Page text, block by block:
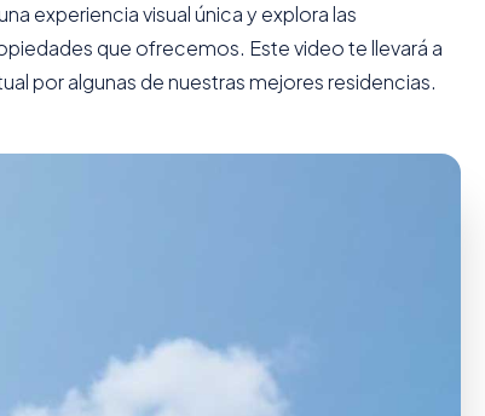
experiencia visual única y explora las
que ofrecemos. Este video te llevará a
por algunas de nuestras mejores residencias.